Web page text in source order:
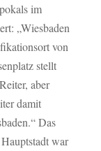
im
„Wiesbaden
von
stellt
aber
damit
Das
war